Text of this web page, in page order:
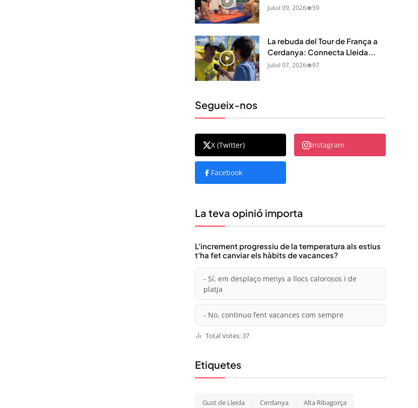
Juliol 09, 2026 59
La rebuda del Tour de França a
Cerdanya: Connecta Lleida...
Juliol 07, 2026 97
Segueix-nos
X (Twitter) Instagram
Facebook
La teva opinió importa
L'increment progressiu de la temperatura als estius
t'ha fet canviar els hàbits de vacances?
- Sí, em desplaço menys a llocs calorosos i de
platja
- No, continuo fent vacances com sempre
Total Votes: 37
Etiquetes
Gust de Lleida Cerdanya Alta Ribagorça